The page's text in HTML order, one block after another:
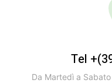
Tel
Da Martedì a